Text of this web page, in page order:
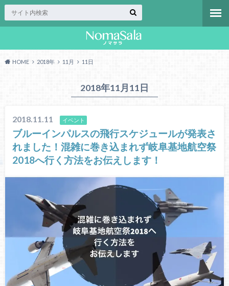
HOME 2018年 11月 11日
2018年11月11日
2018.11.11 イベント
ブルーインパルスの飛行スケジュールが発表さ
れました！混雑に巻き込まれず岐阜基地航空祭
2018へ行く方法をお伝えします！